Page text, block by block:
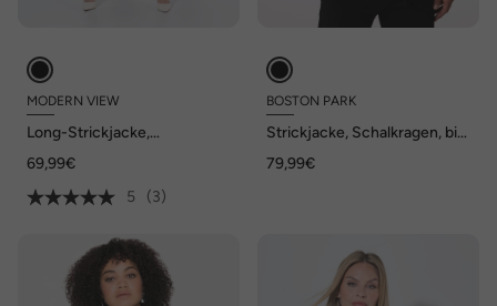
MODERN VIEW
Long-Strickjacke,
Ausschnitt, Langarm
69,99€
5
(3)
BOSTON PARK
Strickjacke, Schalkragen, bis
79,99€